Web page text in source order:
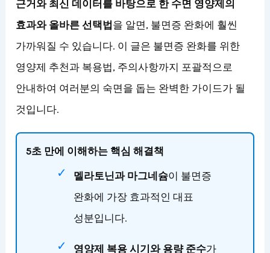
근거와 최신 데이터를 바탕으로 한 수면 영양제의
효과와 올바른 선택법 을 알면, 불면증 완화에 훨씬
가까워질 수 있습니다. 이 글은 불면증 완화를 위한
영양제 추천과 복용법, 주의사항까지 포괄적으로
안내하여 여러분의 숙면을 돕는 완벽한 가이드가 될
것입니다.
5초 만에 이해하는 핵심 해결책
멜라토닌과 마그네슘이 불면증
완화에 가장 효과적인 대표
성분입니다.
영양제 복용 시기와 용량 준수가